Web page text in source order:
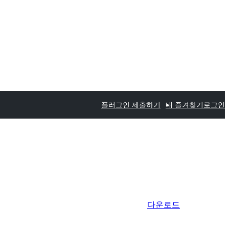
플러그인 제출하기 내 즐겨찾기 로그인
다운로드